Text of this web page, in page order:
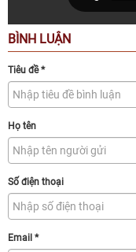
BÌNH LUẬN
Tiêu đề*
Họ tên
Số điện thoại
Email *